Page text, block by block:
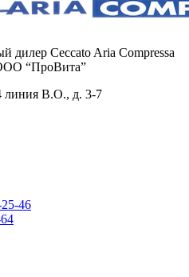
дилер Ceccato Aria Compressa
“ПроВита”
линия В.О., д. 3-7
46